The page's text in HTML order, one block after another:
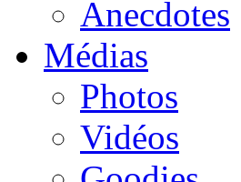
Anecdotes
Médias
Photos
Vidéos